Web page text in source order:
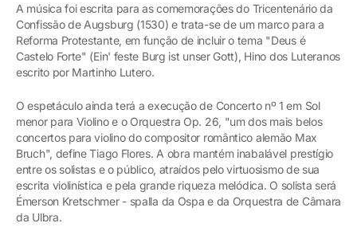
A música foi escrita para as comemorações do Tricentenário da
Confissão de Augsburg (1530) e trata-se de um marco para a
Reforma Protestante, em função de incluir o tema "Deus é
Castelo Forte" (Ein' feste Burg ist unser Gott), Hino dos Luteranos
escrito por Martinho Lutero.
O espetáculo ainda terá a execução de Concerto nº 1 em Sol
menor para Violino e o Orquestra Op. 26, "um dos mais belos
concertos para violino do compositor romântico alemão Max
Bruch", define Tiago Flores. A obra mantém inabalável prestígio
entre os solistas e o público, atraídos pelo virtuosismo de sua
escrita violinística e pela grande riqueza melódica. O solista será
Émerson Kretschmer - spalla da Ospa e da Orquestra de Câmara
da Ulbra.